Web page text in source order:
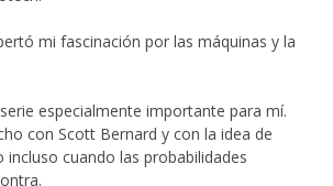
mi fascinación por las máquinas y la
especialmente importante para mí.
con Scott Bernard y con la idea de
incluso cuando las probabilidades